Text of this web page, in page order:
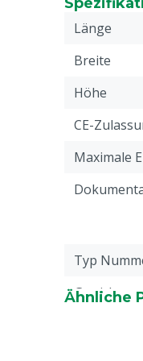
Verbrauch
Länge
Breite
Höhe
CE-
Maximale
Typ
Gewicht
Ähnliche